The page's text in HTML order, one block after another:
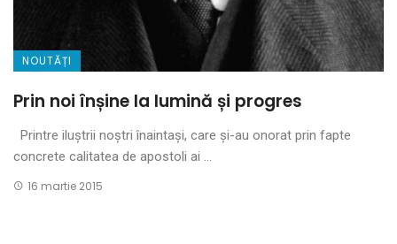
NOUTĂȚI
Prin noi înșine la lumină și progres
Printre iluștrii noștri înaintași, care și-au onorat prin fapte
concrete calitatea de apostoli ai ...
16 martie 2015